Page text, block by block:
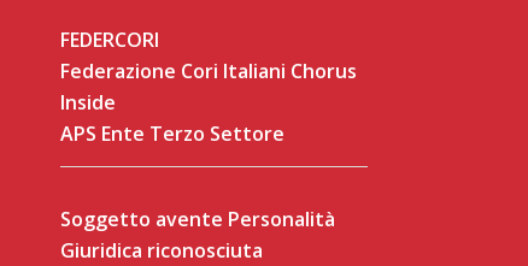
FEDERCORI
Federazione Cori Italiani Chorus
Inside
APS Ente Terzo Settore
Soggetto avente Personalità
Giuridica riconosciuta